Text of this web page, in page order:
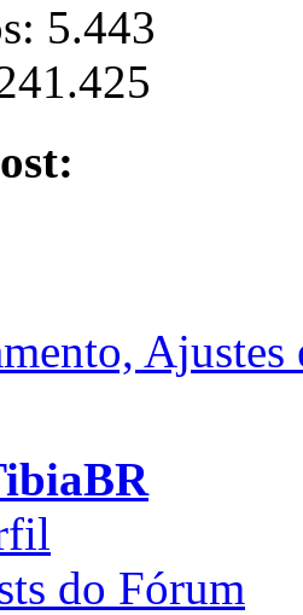
5.443
Ajustes
do Fórum